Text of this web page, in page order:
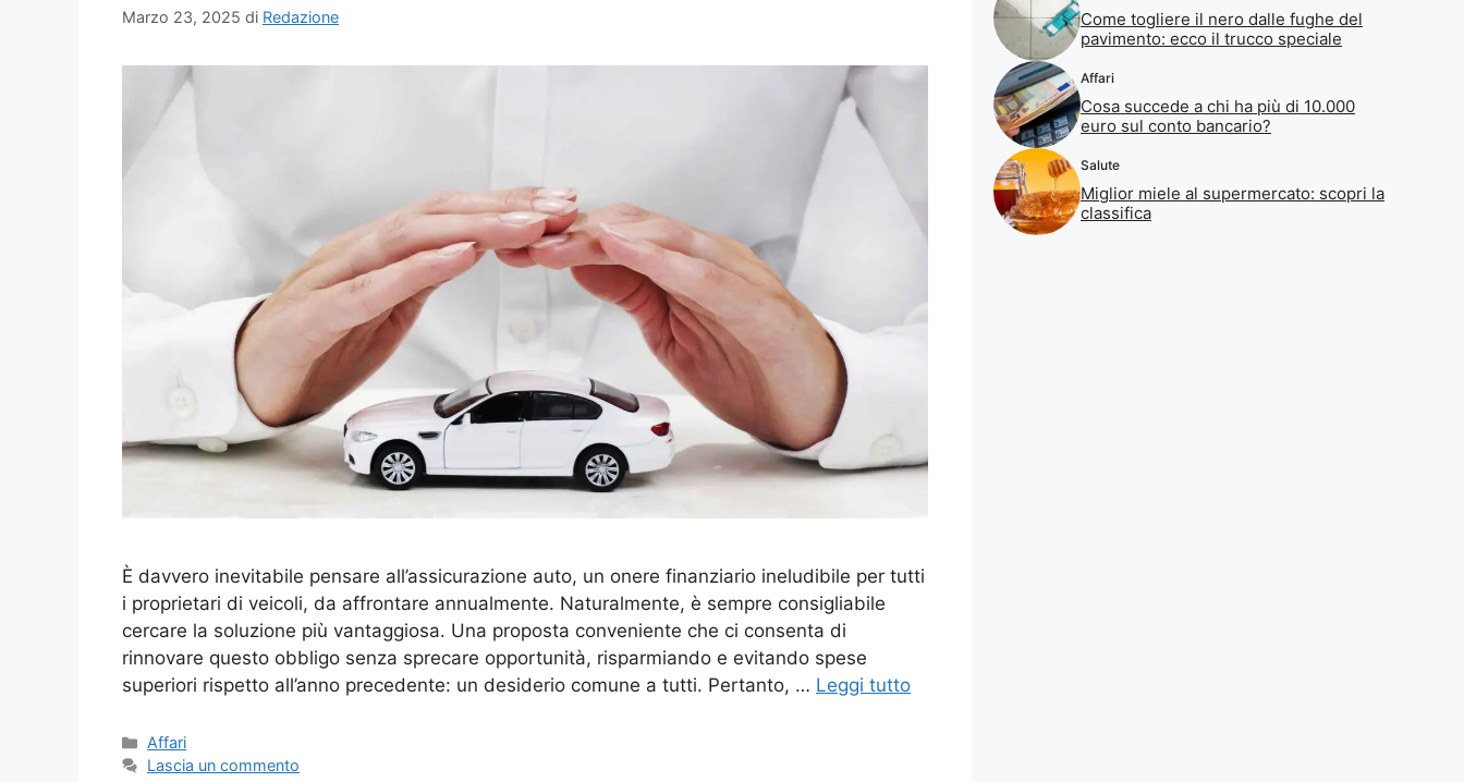
Marzo 23, 2025 di Redazione
È davvero inevitabile pensare all’assicurazione auto, un onere finanziario ineludibile per tutti
i proprietari di veicoli, da affrontare annualmente. Naturalmente, è sempre consigliabile
cercare la soluzione più vantaggiosa. Una proposta conveniente che ci consenta di
rinnovare questo obbligo senza sprecare opportunità, risparmiando e evitando spese
superiori rispetto all’anno precedente: un desiderio comune a tutti. Pertanto, … Leggi tutto
Categorie
Affari
Lascia un commento
Come togliere il nero dalle fughe del
pavimento: ecco il trucco speciale
Affari
Cosa succede a chi ha più di 10.000
euro sul conto bancario?
Salute
Miglior miele al supermercato: scopri la
classifica